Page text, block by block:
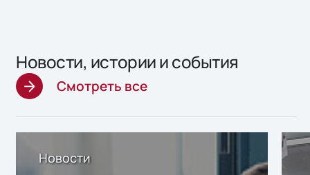
Новости, истории и события
Смотреть все
Новости